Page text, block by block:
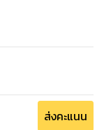
ส่งคะแนน